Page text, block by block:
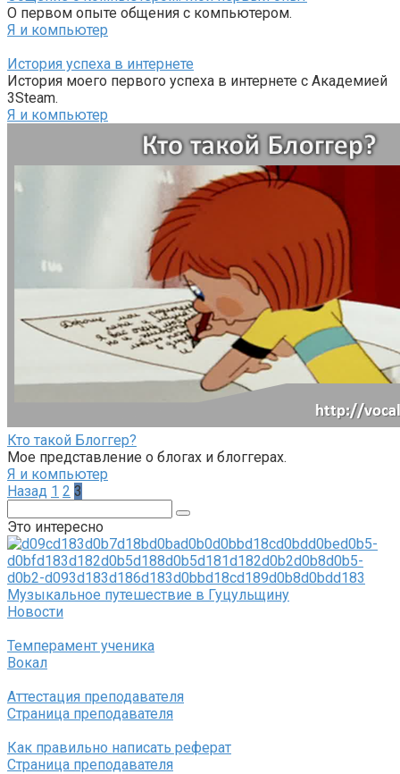
О первом опыте общения с компьютером.
Я и компьютер
История успеха в интернете
История моего первого успеха в интернете с Академией
3Steam.
Я и компьютер
Кто такой Блоггер?
Мое представление о блогах и блоггерах.
Я и компьютер
Навигация
записям
Назад 1 2 3
Это интересно
Музыкальное путешествие в Гуцульщину
Новости
Темперамент ученика
Вокал
Аттестация преподавателя
Страница преподавателя
Как правильно написать реферат
Страница преподавателя